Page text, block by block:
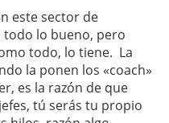
este sector de
todo lo bueno, pero
todo, lo tiene. La
la ponen los «coach»
es la razón de que
tú serás tu propio